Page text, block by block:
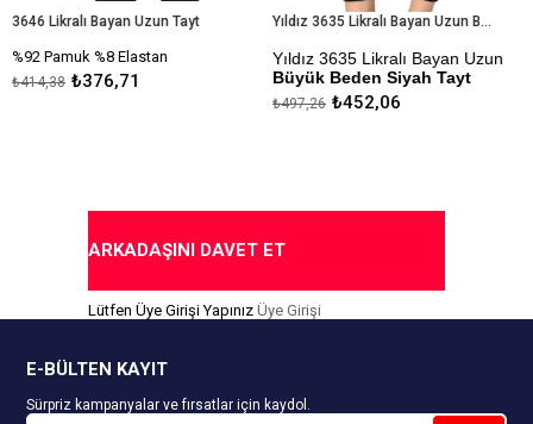
Likralı Bayan Uzun Tayt
%8 Elastan
₺376,71
Yıldız 3635 Likralı Bayan Uzun Büyük Beden Siyah Tayt
Yıldız 3635 Likralı Bayan Uzun
Büyük Beden Siyah Tayt
Kapıda Ödeme Seçeneği
₺452,06
₺497,26
ARKADAŞINI DAVET ET
Lütfen Üye Girişi Yapınız Üye Girişi
E-BÜLTEN KAYIT
Sürpriz kampanyalar ve fırsatlar için kaydol.